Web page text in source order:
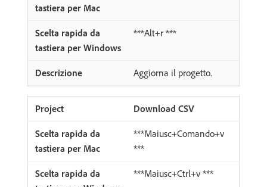
***Alt+r ***
Aggiorna il progetto.
Download CSV
***Maiusc+Comando+v
***
***Maiusc+Ctrl+v ***